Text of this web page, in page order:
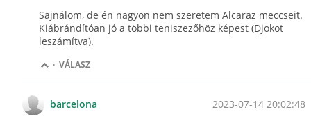
Sajnálom, de én nagyon nem szeretem Alcaraz meccseit.
Kiábrándítóan jó a többi teniszezőhöz képest (Djokot
leszámítva).
· VÁLASZ
barcelona 2023-07-14 20:02:48